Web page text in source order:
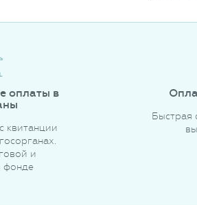
оплаты в
квитанции
и
фонде
Быстрая